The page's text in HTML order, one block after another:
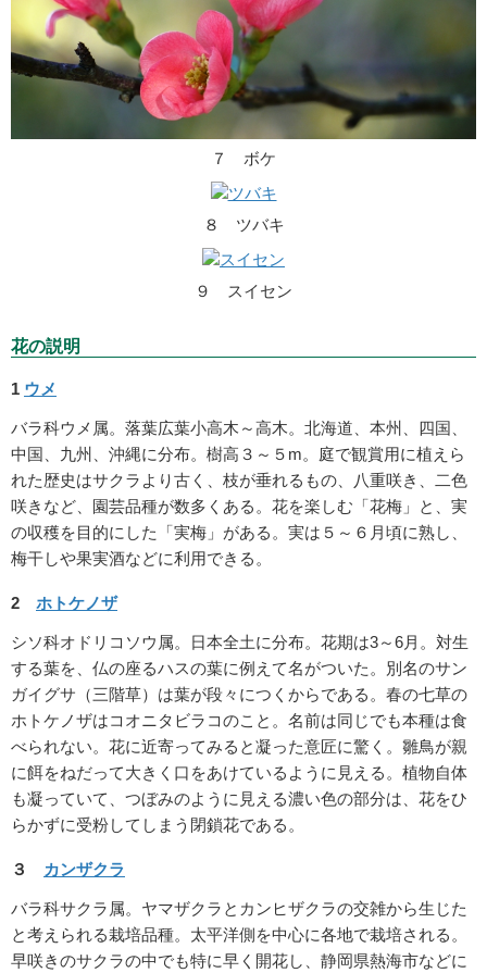
７ ボケ
８ ツバキ
９ スイセン
花の説明
1 ウメ
バラ科ウメ属。落葉広葉小高木～高木。北海道、本州、四国、
中国、九州、沖縄に分布。樹高３～５m。庭で観賞用に植えら
れた歴史はサクラより古く、枝が垂れるもの、八重咲き、二色
咲きなど、園芸品種が数多くある。花を楽しむ「花梅」と、実
の収穫を目的にした「実梅」がある。実は５～６月頃に熟し、
梅干しや果実酒などに利用できる。
2 ホトケノザ
シソ科オドリコソウ属。日本全土に分布。花期は3～6月。対生
する葉を、仏の座るハスの葉に例えて名がついた。別名のサン
ガイグサ（三階草）は葉が段々につくからである。春の七草の
ホトケノザはコオニタビラコのこと。名前は同じでも本種は食
べられない。花に近寄ってみると凝った意匠に驚く。雛鳥が親
に餌をねだって大きく口をあけているように見える。植物自体
も凝っていて、つぼみのように見える濃い色の部分は、花をひ
らかずに受粉してしまう閉鎖花である。
３ カンザクラ
バラ科サクラ属。ヤマザクラとカンヒザクラの交雑から生じた
と考えられる栽培品種。太平洋側を中心に各地で栽培される。
早咲きのサクラの中でも特に早く開花し、静岡県熱海市などに